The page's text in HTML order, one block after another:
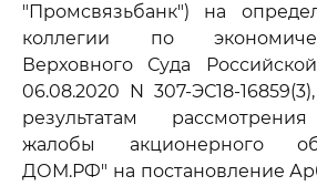
"Промсвязьбанк") на
коллегии по
Верховного Суда
06.08.2020 N 307-ЭС18-
результатам
жалобы акционерного
ДОМ.РФ" на постановление